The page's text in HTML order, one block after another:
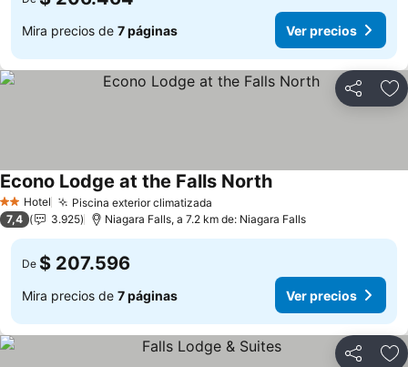
Mira precios de 7 páginas Ver precios
Compartir
2 Estrellas
Hotel Piscina exterior climatizada
Econo Lodge at the Falls NorthVer precios
7,4 3.925 Niagara Falls, a 7.2 km de: Niagara Falls
De $ 207.596
Mira precios de 7 páginas Ver precios
Compartir